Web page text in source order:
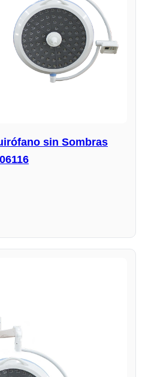
sin Sombras